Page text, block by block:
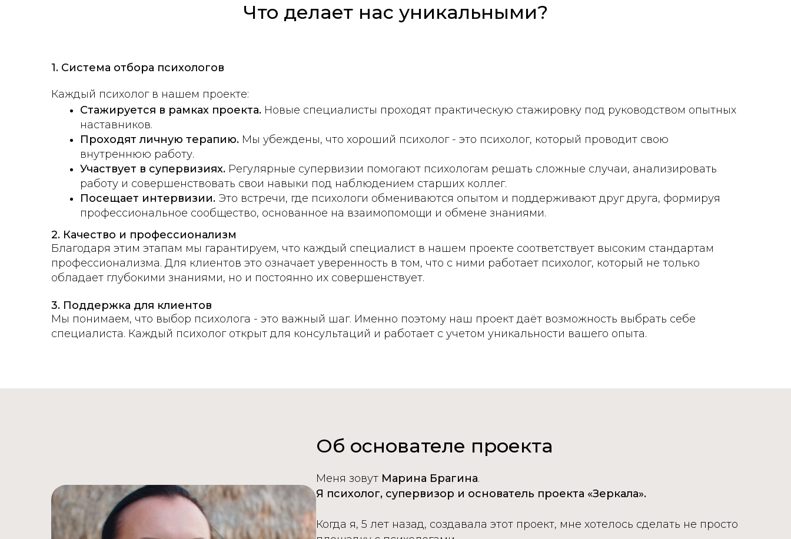
Что делает нас уникальными?
1. Система отбора психологов
Каждый психолог в нашем проекте:
Стажируется в рамках проекта. Новые специалисты проходят практическую стажировку под руководством опытных
наставников.
Проходят личную терапию. Мы убеждены, что хороший психолог - это психолог, который проводит свою
внутреннюю работу.
Участвует в супервизиях. Регулярные супервизии помогают психологам решать сложные случаи, анализировать
работу и совершенствовать свои навыки под наблюдением старших коллег.
Посещает интервизии. Это встречи, где психологи обмениваются опытом и поддерживают друг друга, формируя
профессиональное сообщество, основанное на взаимопомощи и обмене знаниями.
2. Качество и профессионализм
Благодаря этим этапам мы гарантируем, что каждый специалист в нашем проекте соответствует высоким стандартам
профессионализма. Для клиентов это означает уверенность в том, что с ними работает психолог, который не только
обладает глубокими знаниями, но и постоянно их совершенствует.
3. Поддержка для клиентов
Мы понимаем, что выбор психолога - это важный шаг. Именно поэтому наш проект даёт возможность выбрать себе
специалиста. Каждый психолог открыт для консультаций и работает с учетом уникальности вашего опыта.
Об основателе проекта
Меня зовут Марина Брагина.
Я психолог, супервизор и основатель проекта «Зеркала».
Когда я, 5 лет назад, создавала этот проект, мне хотелось сделать не просто